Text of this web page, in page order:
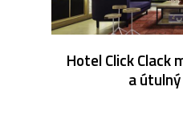
Hotel Click Clack
a